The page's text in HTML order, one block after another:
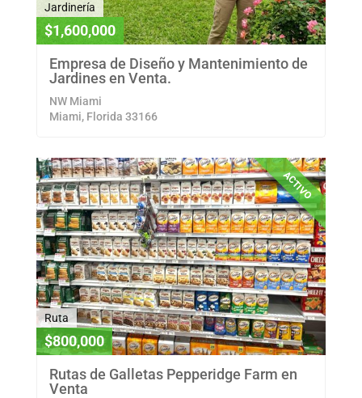
Jardinería
$1,600,000
Empresa de Diseño y Mantenimiento de
Jardines en Venta.
NW Miami
Miami, Florida 33166
ACTIVO
Ruta
$800,000
Rutas de Galletas Pepperidge Farm en
Venta